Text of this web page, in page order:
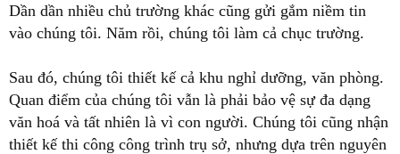
Dần dần nhiều chủ trường khác cũng gửi gắm niềm tin
vào chúng tôi. Năm rồi, chúng tôi làm cả chục trường.
Sau đó, chúng tôi thiết kế cả khu nghỉ dưỡng, văn phòng.
Quan điểm của chúng tôi vẫn là phải bảo vệ sự đa dạng
văn hoá và tất nhiên là vì con người. Chúng tôi cũng nhận
thiết kế thi công công trình trụ sở, nhưng dựa trên nguyên